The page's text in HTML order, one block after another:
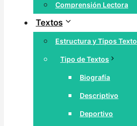
Comprensión Lectora
Textos
Estructura y Tipos Texto
Tipo de Textos
Biografía
Descriptivo
Deportivo